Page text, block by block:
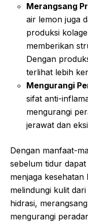
Merangsang
air lemon juga
produksi
memberikan
Dengan
terlihat lebih
Mengurangi
sifat anti-
mengurangi
jerawat dan
Dengan manfaat-
sebelum tidur
menjaga
melindungi kulit
hidrasi,
mengurangi